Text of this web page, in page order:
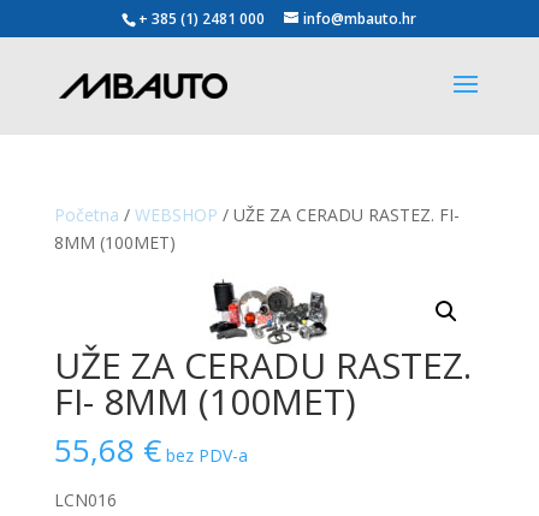
+ 385 (1) 2481 000 info@mbauto.hr
Početna / WEBSHOP / UŽE ZA CERADU RASTEZ. FI-
8MM (100MET)
UŽE ZA CERADU RASTEZ.
FI- 8MM (100MET)
55,68 € bez PDV-a
LCN016